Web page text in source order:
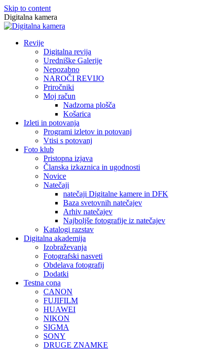
Skip to content
Digitalna kamera
Revije
Digitalna revija
Uredniške Galerije
Nepozabno
NAROČI REVIJO
Priročniki
Moj račun
Nadzorna plošča
Košarica
Izleti in potovanja
Programi izletov in potovanj
Vtisi s potovanj
Foto klub
Pristopna izjava
Članska izkaznica in ugodnosti
Novice
Natečaji
natečaji Digitalne kamere in DFK
Baza svetovnih natečajev
Arhiv natečajev
Najboljše fotografije iz natečajev
Katalogi razstav
Digitalna akademija
Izobraževanja
Fotografski nasveti
Obdelava fotografij
Dodatki
Testna cona
CANON
FUJIFILM
HUAWEI
NIKON
SIGMA
SONY
DRUGE ZNAMKE